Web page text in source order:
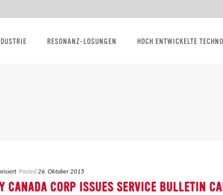
RESONANZ-LÖSUNGEN HOCH ENTWICKELTE
Posted26. Oktober 2015
CANADA CORP ISSUES SERVICE BULLETIN